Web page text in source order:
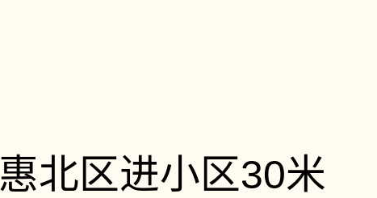
北区进小区30米